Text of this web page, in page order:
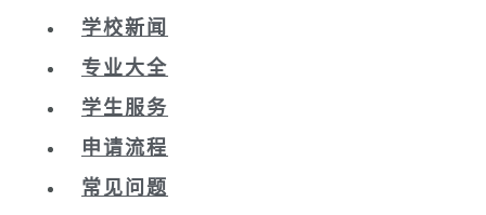
学校新闻
专业大全
学生服务
申请流程
常见问题